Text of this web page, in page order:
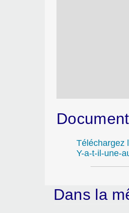
Téléchargez
Y-a-t-il-une-
Dans la